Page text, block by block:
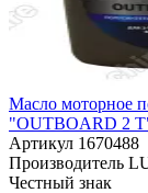
Масло моторное
"OUTBOARD 2
Артикул 1670488
Производитель
Честный знак